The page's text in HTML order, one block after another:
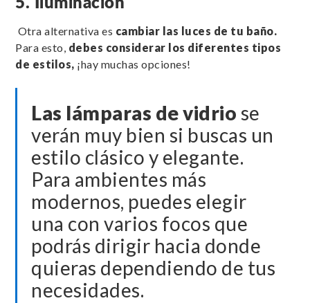
5. Iluminación
Otra alternativa es cambiar las luces de tu baño.
Para esto, debes considerar los diferentes tipos
de estilos, ¡hay muchas opciones!
Las lámparas de vidrio se
verán muy bien si buscas un
estilo clásico y elegante.
Para ambientes más
modernos, puedes elegir
una con varios focos que
podrás dirigir hacia donde
quieras dependiendo de tus
necesidades.